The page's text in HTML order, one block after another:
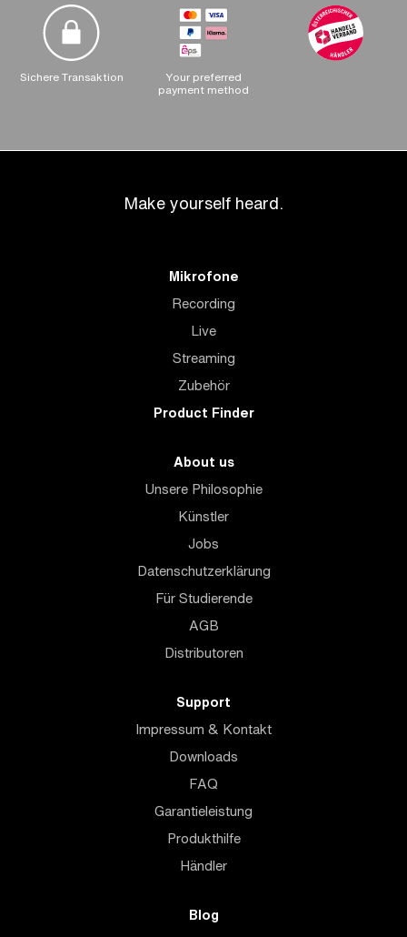
Sichere Transaktion
Your preferred
payment method
Make yourself heard.
Mikrofone
Recording
Live
Streaming
Zubehör
Product Finder
About us
Unsere Philosophie
Künstler
Jobs
Datenschutzerklärung
Für Studierende
AGB
Distributoren
Support
Impressum & Kontakt
Downloads
FAQ
Garantieleistung
Produkthilfe
Händler
Blog